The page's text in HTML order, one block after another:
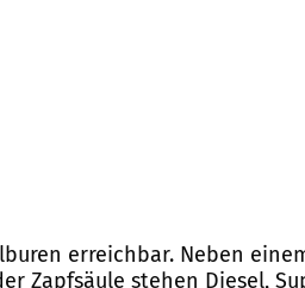
erreichbar. Neben
Zapfsäule stehen Diesel,